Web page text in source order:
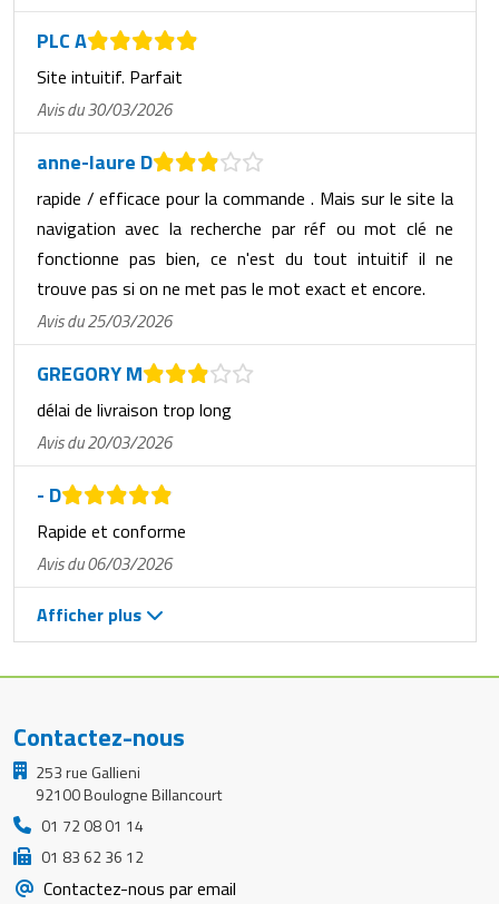
PLC A
Site intuitif. Parfait
Avis du 30/03/2026
anne-laure D
rapide / efficace pour la commande . Mais sur le site la
navigation avec la recherche par réf ou mot clé ne
fonctionne pas bien, ce n'est du tout intuitif il ne
trouve pas si on ne met pas le mot exact et encore.
Avis du 25/03/2026
GREGORY M
délai de livraison trop long
Avis du 20/03/2026
- D
Rapide et conforme
Avis du 06/03/2026
Afficher plus
Contactez-nous
253 rue Gallieni
92100 Boulogne Billancourt
01 72 08 01 14
01 83 62 36 12
Contactez-nous par email